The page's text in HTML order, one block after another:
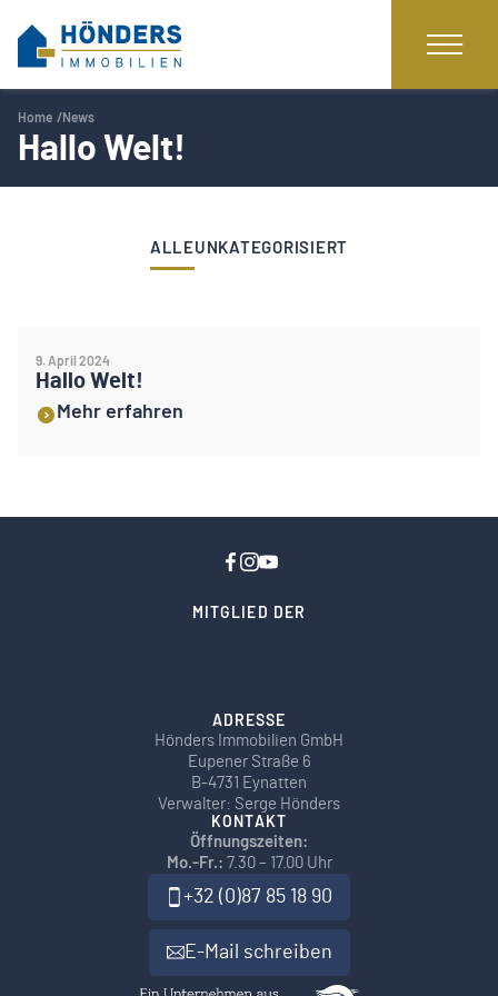
Home News
Hallo Welt!
ALLEUNKATEGORISIERT
9. April 2024
Hallo Welt!
Mehr erfahren
MITGLIED DER
ADRESSE
Hönders Immobilien GmbH
Eupener Straße 6
B-4731 Eynatten
Verwalter: Serge Hönders
KONTAKT
Öffnungszeiten:
Mo.-Fr.: 7.30 – 17.00 Uhr
+32 (0)87 85 18 90
E-Mail schreiben